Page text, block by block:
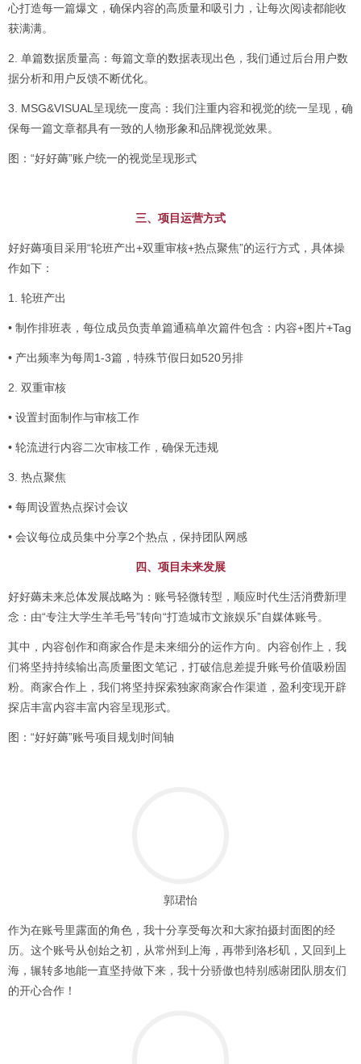
心打造每一篇爆文，确保内容的高质量和吸引力，让每次阅读都能收
获满满。
2. 单篇数据质量高：每篇文章的数据表现出色，我们通过后台用户数
据分析和用户反馈不断优化。
3. MSG&VISUAL呈现统一度高：我们注重内容和视觉的统一呈现，确
保每一篇文章都具有一致的人物形象和品牌视觉效果。
图：“好好薅”账户统一的视觉呈现形式
三、项目运营方式
好好薅项目采用“轮班产出+双重审核+热点聚焦”的运行方式，具体操
作如下：
1. 轮班产出
• 制作排班表，每位成员负责单篇通稿单次篇件包含：内容+图片+Tag
• 产出频率为每周1-3篇，特殊节假日如520另排
2. 双重审核
• 设置封面制作与审核工作
• 轮流进行内容二次审核工作，确保无违规
3. 热点聚焦
• 每周设置热点探讨会议
• 会议每位成员集中分享2个热点，保持团队网感
四、项目未来发展
好好薅未来总体发展战略为：账号轻微转型，顺应时代生活消费新理
念：由“专注大学生羊毛号”转向“打造城市文旅娱乐”自媒体账号。
其中，内容创作和商家合作是未来细分的运作方向。内容创作上，我
们将坚持持续输出高质量图文笔记，打破信息差提升账号价值吸粉固
粉。商家合作上，我们将坚持探索独家商家合作渠道，盈利变现开辟
探店丰富内容丰富内容呈现形式。
图：“好好薅”账号项目规划时间轴
郭珺怡
作为在账号里露面的角色，我十分享受每次和大家拍摄封面图的经
历。这个账号从创始之初，从常州到上海，再带到洛杉矶，又回到上
海，辗转多地能一直坚持做下来，我十分骄傲也特别感谢团队朋友们
的开心合作！